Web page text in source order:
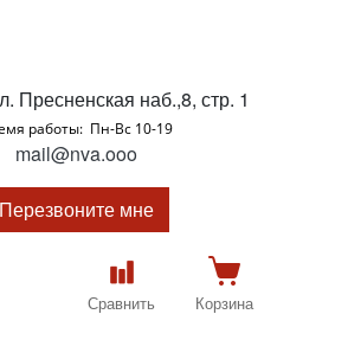
Пресненская наб.,8, стр. 1
работы: Пн-Вс 10-19
mail@nva.ooo
Перезвоните мне
Сравнить Корзина